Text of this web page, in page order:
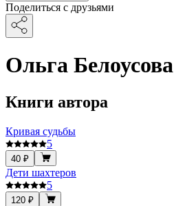
Поделиться с друзьями
Ольга Белоусова
Книги автора
Кривая судьбы
5
40 ₽
Дети шахтеров
5
120 ₽